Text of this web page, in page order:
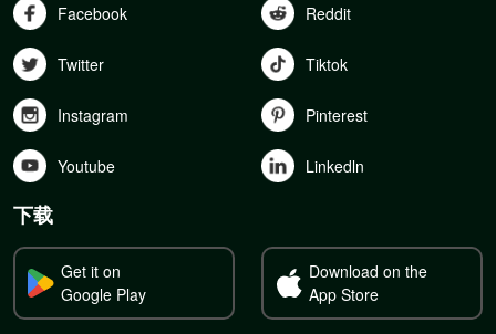
Facebook Reddit
Twitter Tiktok
Instagram Pinterest
Youtube Linkedln
下载
Get it on
Google Play
Download on the
App Store